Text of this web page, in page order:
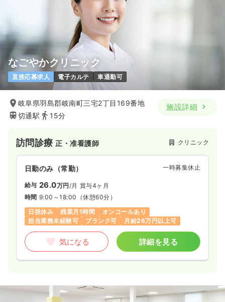
なごやかクリニック
直接応募求人 電子カルテ 車通勤可
岐阜県羽島郡岐南町三宅2丁目169番地
切通駅
15分
施設詳細
訪問診療正・准看護師 クリニック
日勤のみ（常勤） 一時募集休止
給与 26.0万円 /月 賞与4ヶ月
時間 9:00～18:00 （休憩60分）
日祝休み
残業月1時間
オンコールあり
担当業務未経験可
ブランク可 月給26万円以上可
気になる 詳細を見る